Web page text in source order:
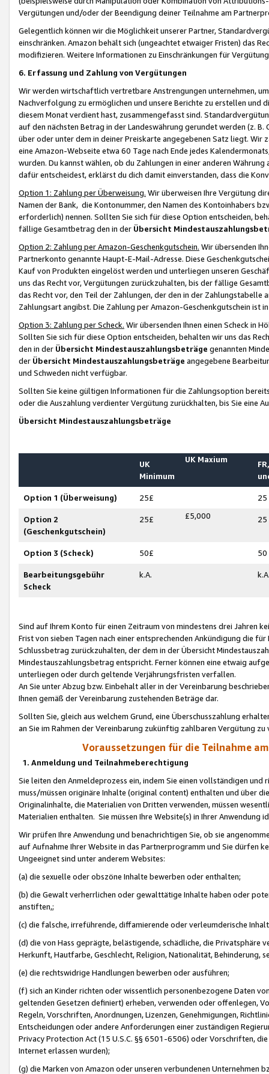
Vergütungen und/oder der Beendigung deiner Teilnahme am
Gelegentlich können wir die Möglichkeit unserer Partner,
einschränken. Amazon behält sich (ungeachtet etwaiger Fristen) das
modifizieren. Weitere Informationen zu Einschränkungen für
6. Erfassung und Zahlung von Vergütungen
Wir werden wirtschaftlich vertretbare Anstrengungen unternehmen,
Nachverfolgung zu ermöglichen und unsere Berichte zu erstellen und
diesem Monat verdient hast, zusammengefasst sind.
auf den nächsten Betrag in der Landeswährung gerundet werden (z.
über oder unter dem in deiner Preiskarte angegebenen Satz liegt.
eine Amazon-Webseite etwa 60 Tage nach Ende jedes
wurden. Du kannst wählen, ob du Zahlungen in einer anderen
dafür entscheidest, erklärst du dich damit einverstanden, dass die
Option 1: Zahlung per Überweisung. Wir überweisen Ihre Vergütung
Namen der Bank, die Kontonummer, den Namen des Kontoinhabers
erforderlich) nennen. Sollten Sie sich für diese Option entscheiden,
fällige Gesamtbetrag den in der Übersicht
Option 2: Zahlung per Amazon-Geschenkgutschein. Wir übersenden
Partnerkonto genannte Haupt-E-Mail-Adresse. Diese
Kauf von Produkten eingelöst werden und unterliegen unseren
uns das Recht vor, Vergütungen zurückzuhalten, bis der fällige
das Recht vor, den Teil der Zahlungen, der den in der
Zahlungsart angibst. Die Zahlung per Amazon-Geschenkgutschein ist
Option 3: Zahlung per Scheck. Wir übersenden Ihnen einen Scheck in
Sollten Sie sich für diese Option entscheiden, behalten wir uns das
den in der Übersicht Mindestauszahlungsbeträge genannten
der Übersicht Mindestauszahlungsbeträge angegebene
und Schweden nicht verfügbar.
Sollten Sie keine gültigen Informationen für die Zahlungsoption
oder die Auszahlung verdienter Vergütung zurückhalten, bis Sie
Übersicht Mindestauszahlungsbeträge
UK
Minimum
UK Maxium
Option 1 (Überweisung) 25£ 25
Option 2
(Geschenkgutschein)
25£ £5,000 25
Option 3 (Scheck) 50£ 50
Bearbeitungsgebühr
Scheck
k.A.
Sind auf Ihrem Konto für einen Zeitraum von mindestens drei Jahren
Frist von sieben Tagen nach einer entsprechenden Ankündigung die
Schlussbetrag zurückzuhalten, der dem in der Übersicht
Mindestauszahlungsbetrag entspricht. Ferner können eine etwaig
unterliegen oder durch geltende Verjährungsfristen verfallen.
An Sie unter Abzug bzw. Einbehalt aller in der Vereinbarung
Ihnen gemäß der Vereinbarung zustehenden Beträge dar.
Sollten Sie, gleich aus welchem Grund, eine Überschusszahlung
an Sie im Rahmen der Vereinbarung zukünftig zahlbaren Vergütung zu
Voraussetzungen für die Teilnahme
1. Anmeldung und Teilnahmeberechtigung
Sie leiten den Anmeldeprozess ein, indem Sie einen vollständigen
muss/müssen originäre Inhalte (original content) enthalten und über
Originalinhalte, die Materialien von Dritten verwenden, müssen
Materialien enthalten. Sie müssen Ihre Website(s) in Ihrer Anwendung
Wir prüfen Ihre Anwendung und benachrichtigen Sie, ob sie
auf Aufnahme Ihrer Website in das Partnerprogramm und Sie dürfen
Ungeeignet sind unter anderem Websites:
(a) die sexuelle oder obszöne Inhalte bewerben oder enthalten;
(b) die Gewalt verherrlichen oder gewalttätige Inhalte haben oder
anstiften,;
(c) die falsche, irreführende, diffamierende oder verleumderische
(d) die von Hass geprägte, belästigende, schädliche, die Privatsphäre
Herkunft, Hautfarbe, Geschlecht, Religion, Nationalität, Behinderung,
(e) die rechtswidrige Handlungen bewerben oder ausführen;
(f) sich an Kinder richten oder wissentlich personenbezogene Daten
geltenden Gesetzen definiert) erheben, verwenden oder offenlegen,
Regeln, Vorschriften, Anordnungen, Lizenzen, Genehmigungen,
Entscheidungen oder andere Anforderungen einer zuständigen
Privacy Protection Act (15 U.S.C. §§ 6501-6506) oder Vorschriften,
Internet erlassen wurden);
(g) die Marken von Amazon oder unseren verbundenen Unternehmen